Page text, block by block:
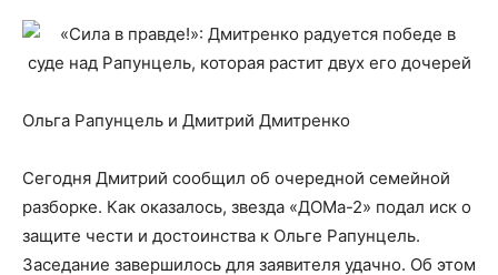
Ольга Рапунцель и Дмитрий Дмитренко
Сегодня Дмитрий сообщил об очередной семейной
разборке. Как оказалось, звезда «ДОМа-2» подал иск о
защите чести и достоинства к Ольге Рапунцель.
Заседание завершилось для заявителя удачно. Об этом